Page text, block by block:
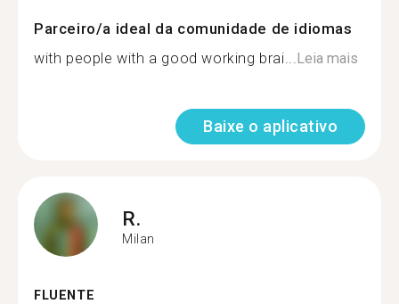
Parceiro/a ideal da comunidade de idiomas
with people with a good working brai...Leia mais
Baixe o aplicativo
R.
Milan
FLUENTE